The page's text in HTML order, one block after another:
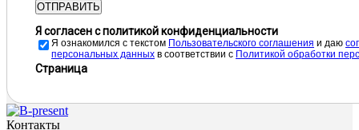
ОТПРАВИТЬ
Я согласен с политикой конфиденциальности
Я ознакомился с текстом Пользовательского соглашения и даю
персональных данных в соответствии с Политикой обработки
Страница
Контакты